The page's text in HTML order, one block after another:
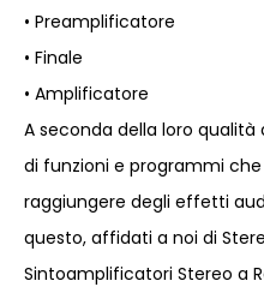
• Preamplificatore
• Finale
• Amplificatore
A seconda della loro
di funzioni e programmi
raggiungere degli effetti
questo, affidati a noi di
Sintoamplificatori Stereo a